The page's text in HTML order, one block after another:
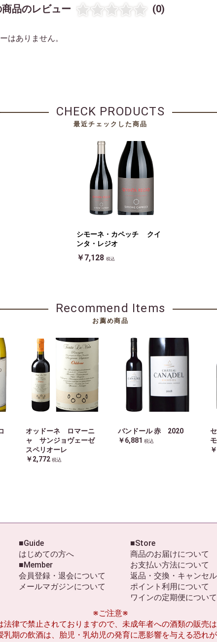
商品のレビュー (0)
はありません。
CHECK PRODUCTS
最近チェックした商品
シモーネ・カペッチ クイ
ンタ・レジオ
￥7,128 税込
Recommend Items
お薦め商品
オッドーネ ロマーニ
ャ サンジョヴェーゼ
スペリオーレ
￥2,772 税込
バンドール 赤 2020
￥6,881 税込
■Guide
はじめての方へ
■Member
会員登録・退会について
メールマガジンについて
■Store
商品のお届けについて
お支払い方法について
返品・交換・キャンセ
ポイント利用について
ワインの定期便について
※ご注意※
法律で禁止されておりますので、未成年者への酒類の販売は
乳期の飲酒は、胎児・乳幼児の発育に悪影響を与える恐れが